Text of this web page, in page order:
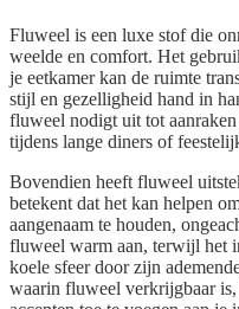
Fluweel is een luxe stof die
weelde en comfort. Het
je eetkamer kan de ruimte
stijl en gezelligheid hand in
fluweel nodigt uit tot
tijdens lange diners of
Bovendien heeft fluweel
betekent dat het kan helpen
aangenaam te houden,
fluweel warm aan, terwijl het
koele sfeer door zijn
waarin fluweel verkrijgbaar